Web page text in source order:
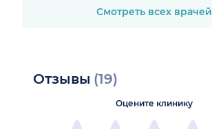
Смотреть всех врачей
Отзывы (19)
Оцените клинику